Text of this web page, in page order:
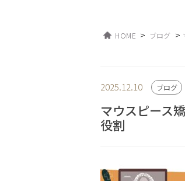
HOME > ブログ >
2025.12.10 ブログ
マウスピース
役割